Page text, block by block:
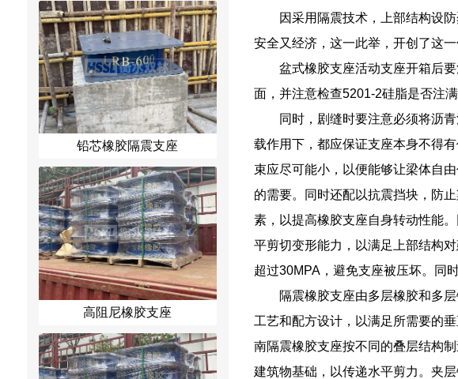
铅芯橡胶隔震支座
高阻尼橡胶支座
因采用隔震技术，上部结构设
安全又经济，这一此举，开创了这
盆式橡胶支座活动支座开箱后
面，并注意检查5201-2硅脂是否注满
同时，剧缝时要注意必须将沥
载作用下，都应保证支座本身不得
束应尽可能小，以便能够让梁体自
的需要。同时还配以抗震挡块，防
素，以提高橡胶支座自身转动性能
平剪切变形能力，以满足上部结构
超过30MPA，避免支座被压坏。同
隔震橡胶支座由多层橡胶和多
工艺和配方设计，以满足所需要的
南隔震橡胶支座按不同的叠层结构
建筑物基础，以传递水平剪力。夹